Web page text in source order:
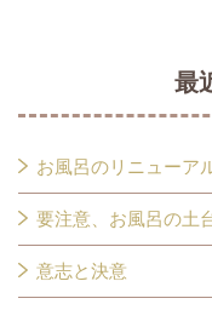
最
お風呂のリニューア
要注意、お風呂の土
意志と決意